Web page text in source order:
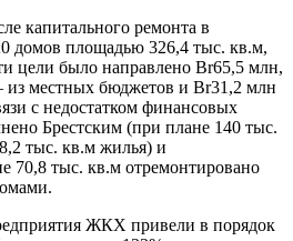
капитального ремонта в
домов площадью 326,4 тыс. кв.м,
цели было направлено Br65,5 млн,
местных бюджетов и Br31,2 млн
с недостатком финансовых
Брестским (при плане 140 тыс.
тыс. кв.м жилья) и
70,8 тыс. кв.м отремонтировано
ЖКХ привели в порядок